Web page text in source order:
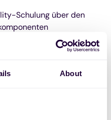
About
Schulung über den
die Schritte zum
können Komponenten